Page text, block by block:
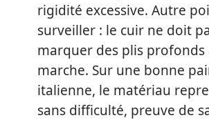
rigidité excessive. Autre
surveiller : le cuir ne doit
marquer des plis profonds
marche. Sur une bonne
italienne, le matériau
sans difficulté, preuve de